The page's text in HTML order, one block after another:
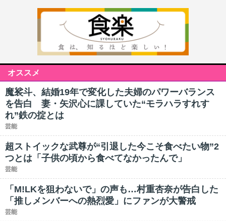
オススメ
魔裟斗、結婚19年で変化した夫婦のパワーバランス
を告白 妻・矢沢心に課していた“モラハラすれす
れ”鉄の掟とは
芸能
超ストイックな武尊が“引退した今こそ食べたい物”2
つとは「子供の頃から食べてなかったんで」
芸能
「M!LKを狙わないで」の声も…村重杏奈が告白した
「推しメンバーへの熱烈愛」にファンが大警戒
芸能